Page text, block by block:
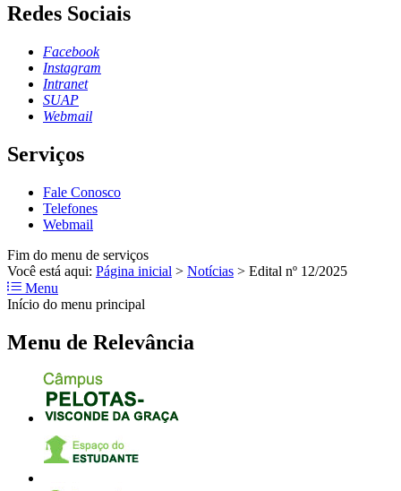
Redes Sociais
Facebook
Instagram
Intranet
SUAP
Webmail
Serviços
Fale Conosco
Telefones
Webmail
Fim do menu de serviços
Você está aqui: Página inicial > Notícias > Edital nº 12/2025
Menu
Início do menu principal
Menu de Relevância